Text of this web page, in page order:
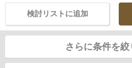
検討リストに追加
さらに条件を絞